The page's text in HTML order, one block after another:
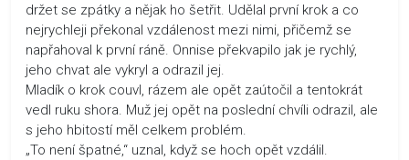
držet se zpátky a nějak ho šetřit. Udělal první krok a co
nejrychleji překonal vzdálenost mezi nimi, přičemž se
napřahoval k první ráně. Onnise překvapilo jak je rychlý,
jeho chvat ale vykryl a odrazil jej.
Mladík o krok couvl, rázem ale opět zaútočil a tentokrát
vedl ruku shora. Muž jej opět na poslední chvíli odrazil, ale
s jeho hbitostí měl celkem problém.
„To není špatné,“ uznal, když se hoch opět vzdálil.